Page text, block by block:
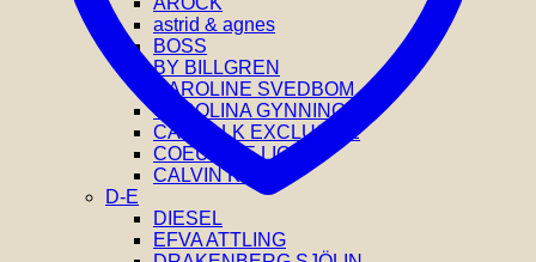
astrid & agnes
BOSS
BY BILLGREN
CAROLINE SVEDBOM
CAROLINA GYNNING
CATWALK EXCLUSIVE
COEUR DE LION
CALVIN KLEIN
D-E
DIESEL
EFVA ATTLING